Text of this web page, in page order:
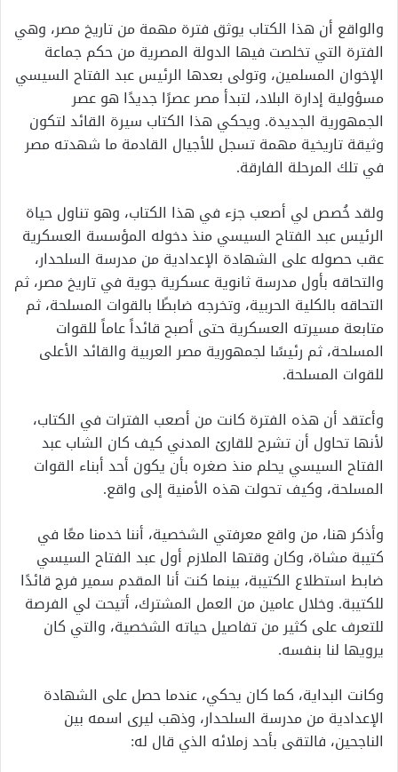
والواقع أن هذا الكتاب يوثق فترة مهمة من تاريخ مصر، وهي
الفترة التي تخلصت فيها الدولة المصرية من حكم جماعة
الإخوان المسلمين، وتولى بعدها الرئيس عبد الفتاح السيسي
مسؤولية إدارة البلاد، لتبدأ مصر عصرًا جديدًا هو عصر
الجمهورية الجديدة. ويحكي هذا الكتاب سيرة القائد لتكون
وثيقة تاريخية مهمة تسجل للأجيال القادمة ما شهدته مصر
في تلك المرحلة الفارقة.
ولقد خُصص لي أصعب جزء في هذا الكتاب، وهو تناول حياة
الرئيس عبد الفتاح السيسي منذ دخوله المؤسسة العسكرية
عقب حصوله على الشهادة الإعدادية من مدرسة السلحدار،
والتحاقه بأول مدرسة ثانوية عسكرية جوية في تاريخ مصر، ثم
التحاقه بالكلية الحربية، وتخرجه ضابطًا بالقوات المسلحة، ثم
متابعة مسيرته العسكرية حتى أصبح قائداً عاماً للقوات
المسلحة، ثم رئيسًا لجمهورية مصر العربية والقائد الأعلى
للقوات المسلحة.
وأعتقد أن هذه الفترة كانت من أصعب الفترات في الكتاب،
لأنها تحاول أن تشرح للقارئ المدني كيف كان الشاب عبد
الفتاح السيسي يحلم منذ صغره بأن يكون أحد أبناء القوات
المسلحة، وكيف تحولت هذه الأمنية إلى واقع.
وأذكر هنا، من واقع معرفتي الشخصية، أننا خدمنا معًا في
كتيبة مشاة، وكان وقتها الملازم أول عبد الفتاح السيسي
ضابط استطلاع الكتيبة، بينما كنت أنا المقدم سمير فرج قائدًا
للكتيبة. وخلال عامين من العمل المشترك، أتيحت لي الفرصة
للتعرف على كثير من تفاصيل حياته الشخصية، والتي كان
يرويها لنا بنفسه.
وكانت البداية، كما كان يحكي، عندما حصل على الشهادة
الإعدادية من مدرسة السلحدار، وذهب ليرى اسمه بين
الناجحين، فالتقى بأحد زملائه الذي قال له: